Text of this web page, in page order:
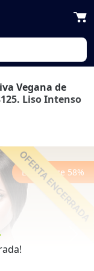
Vegana de
Liso Intenso
Economize 58%